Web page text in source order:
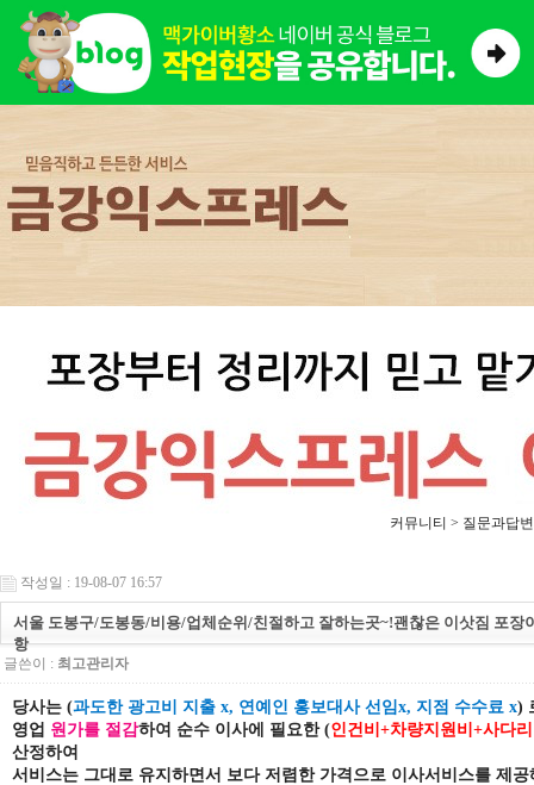
커뮤니티 > 질문과답변
작성일 : 19-08-07 16:57
서울 도봉구/도봉동/비용/업체순위/친절하고 잘하는곳~!괜찮은 이삿짐 포장
항
글쓴이 : 최고관리자
당사는 (과도한 광고비 지출 x, 연예인 홍보대사 선임x, 지점 수수료 x)
영업 원가를 절감하여 순수 이사에 필요한 (인건비+차량지원비+사다
산정하여
서비스는 그대로 유지하면서 보다 저렴한 가격으로 이사서비스를 제